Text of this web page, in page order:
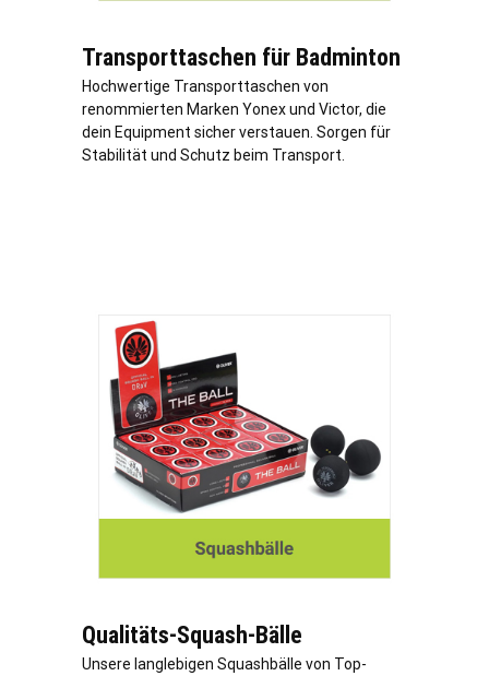
Transporttaschen für Badminton
Hochwertige Transporttaschen von
renommierten Marken Yonex und Victor, die
dein Equipment sicher verstauen. Sorgen für
Stabilität und Schutz beim Transport.
Qualitäts-Squash-Bälle
Unsere langlebigen Squashbälle von Top-